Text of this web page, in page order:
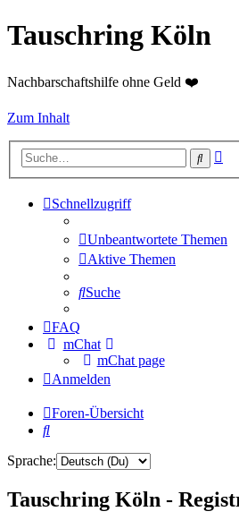
Tauschring Köln
Nachbarschaftshilfe ohne Geld ❤️
Zum Inhalt
Suche
Schnellzugriff
Unbeantwortete Themen
Aktive Themen
Suche
FAQ
mChat
mChat page
Anmelden
Foren-Übersicht
Suche
Sprache:
Tauschring Köln -